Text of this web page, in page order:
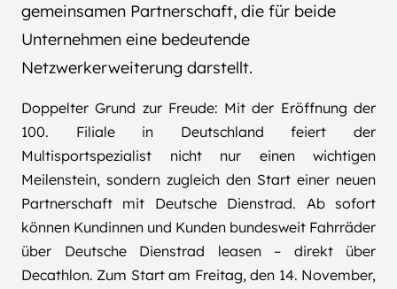
gemeinsamen Partnerschaft, die für beide
Unternehmen eine bedeutende
Netzwerkerweiterung darstellt.
Doppelter Grund zur Freude: Mit der Eröffnung der
100. Filiale in Deutschland feiert der
Multisportspezialist nicht nur einen wichtigen
Meilenstein, sondern zugleich den Start einer neuen
Partnerschaft mit Deutsche Dienstrad. Ab sofort
können Kundinnen und Kunden bundesweit Fahrräder
über Deutsche Dienstrad leasen – direkt über
Decathlon. Zum Start am Freitag, den 14. November,